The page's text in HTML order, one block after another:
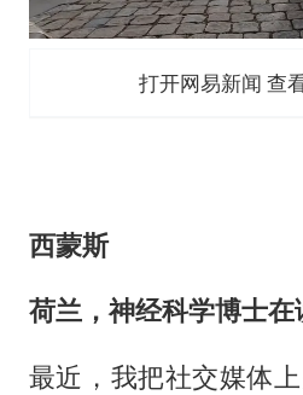
打开网易新闻 查
西蒙斯
荷兰，神经科学博士在
最近，我把社交媒体